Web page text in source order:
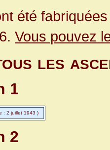
été
Vous pouvez
les
1
: 2 juillet 1943 )
2